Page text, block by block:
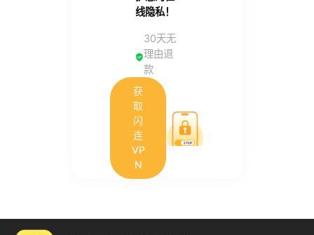
线隐私！
30天无
理由退
款
获
取
闪
连
VP
N